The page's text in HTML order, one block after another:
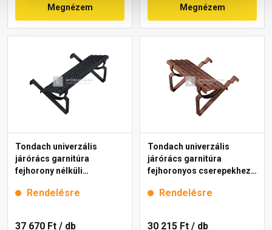
Megnézem Megnézem
Tondach univerzális
járórács garnitúra
fejhorony nélküli
cmRendelésre
37 670 Ft / db
Tondach univerzális
járórács garnitúra
fejhoronyos cserepekhez
Rendelésre
30 215 Ft / db